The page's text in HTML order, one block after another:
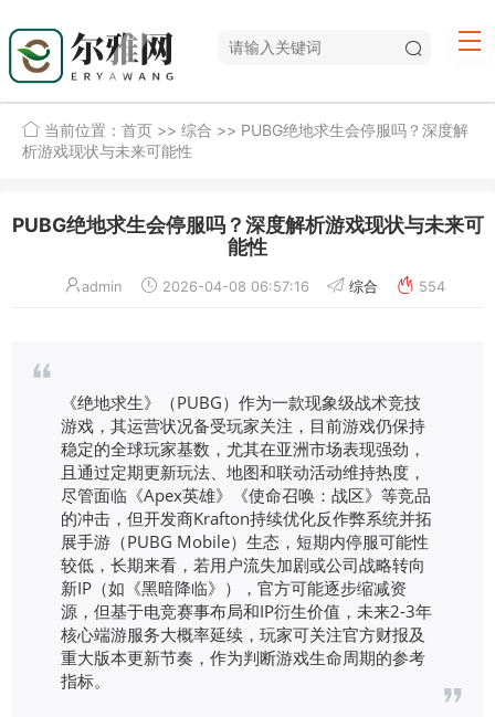
当前位置： 首页 >> 综合 >> PUBG绝地求生会停服吗？深度解
析游戏现状与未来可能性
PUBG绝地求生会停服吗？深度解析游戏现状与未来可
能性
admin 2026-04-08 06:57:16 综合 554
《绝地求生》（PUBG）作为一款现象级战术竞技
游戏，其运营状况备受玩家关注，目前游戏仍保持
稳定的全球玩家基数，尤其在亚洲市场表现强劲，
且通过定期更新玩法、地图和联动活动维持热度，
尽管面临《Apex英雄》《使命召唤：战区》等竞品
的冲击，但开发商Krafton持续优化反作弊系统并拓
展手游（PUBG Mobile）生态，短期内停服可能性
较低，长期来看，若用户流失加剧或公司战略转向
新IP（如《黑暗降临》），官方可能逐步缩减资
源，但基于电竞赛事布局和IP衍生价值，未来2-3年
核心端游服务大概率延续，玩家可关注官方财报及
重大版本更新节奏，作为判断游戏生命周期的参考
指标。